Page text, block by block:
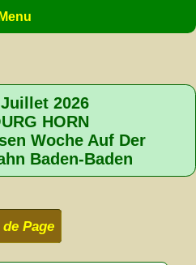
Menu
2026
HORN
Woche Auf Der
Baden-Baden
Page